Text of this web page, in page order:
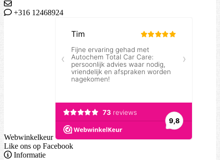
+316 12468924
Webwinkelkeur
Like ons op Facebook
Informatie